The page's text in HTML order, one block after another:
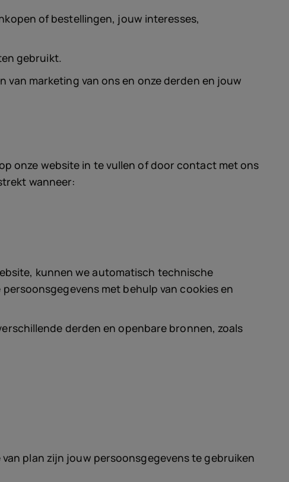
of bestellingen, jouw interesses,
gebruikt.
marketing van ons en onze derden en jouw
onze website in te vullen of door contact met ons
wanneer:
kunnen we automatisch technische
met behulp van cookies en
derden en openbare bronnen, zoals
plan zijn jouw persoonsgegevens te gebruiken